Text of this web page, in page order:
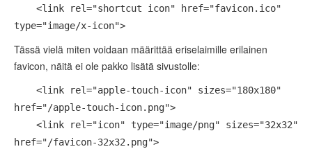
<link rel="shortcut icon" href="favicon.ico"
type="image/x-icon">
Tässä vielä miten voidaan määrittää eriselaimille erilainen
favicon, näitä ei ole pakko lisätä sivustolle:
<link rel="apple-touch-icon" sizes="180x180"
href="/apple-touch-icon.png">
<link rel="icon" type="image/png" sizes="32x32"
href="/favicon-32x32.png">